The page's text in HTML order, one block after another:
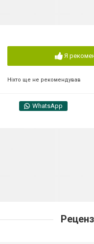
Я
Ніхто ще не рекомендував
WhatsApp